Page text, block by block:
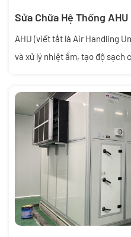
Sửa Chữa Hệ Thống AHU
AHU (viết tắt là Air Handling
và xử lý nhiệt ẩm, tạo độ sạch